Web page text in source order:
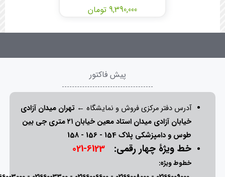
9,390,000 تومان
پیش فاکتور
آدرس دفتر مرکزی فروش و نمایشگاه ← تهران میدان آزادی
خیابان آزادی میدان استاد معین خیابان ۲۱ متری جی بین
طوس و دامپزشکی پلاک 154 - 156 - 158
خط ویژۀ چهار رقمی:6123-021
خطوط ویژه: